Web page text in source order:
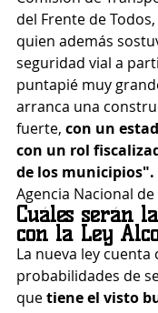
del Frente de
quien además
seguridad vial a
puntapié muy
arranca una
fuerte, con un
con un rol
de los municipios".
Agencia Nacional
Cuáles serán
con la Ley
La nueva ley cuenta
probabilidades de
que tiene el visto